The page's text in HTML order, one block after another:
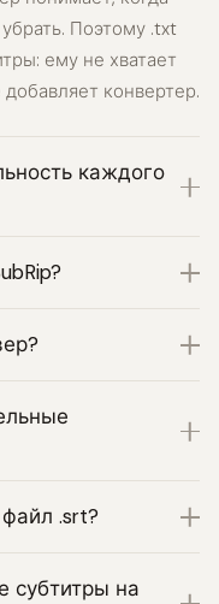
убрать. Поэтому .txt
ему не хватает
конвертер.
каждого
.srt?
субтитры на